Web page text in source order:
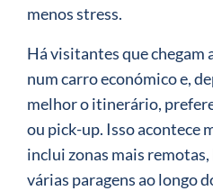
menos stress.
Há visitantes que chegam
num carro económico e,
melhor o itinerário,
ou pick-up. Isso acontece
inclui zonas mais
várias paragens ao longo